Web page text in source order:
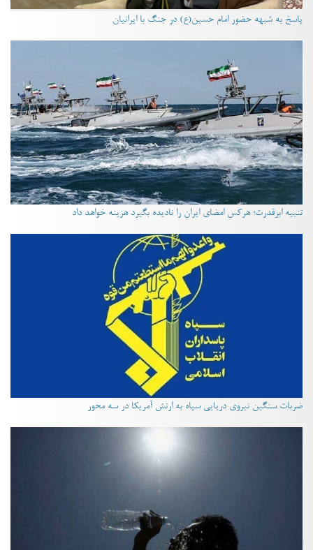
پاسخ به شبهه حضور امام حسین(ع) در جنگ با ایرانیان
تنبیه ابرقدرت؛ هرکس امضای ایران را نادیده بگیرد هزینه خواهد داد
ضربات سنگین نیروی دریایی سپاه به ارتش آمریکا در سه محور